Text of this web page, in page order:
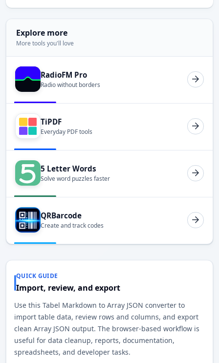
Explore more
More tools you'll love
RadioFM Pro
Radio without borders
TiPDF
Everyday PDF tools
5 Letter Words
Solve word puzzles faster
QRBarcode
Create and track codes
QUICK GUIDE
Import, review, and export
Use this Tabel Markdown to Array JSON converter to
import table data, review rows and columns, and export
clean Array JSON output. The browser-based workflow is
useful for data cleanup, reports, documentation,
spreadsheets, and developer tasks.